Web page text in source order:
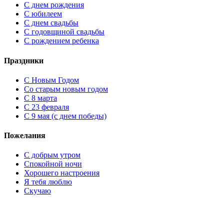
С днем рождения
С юбилеем
С днем свадьбы
С годовщиной свадьбы
С рождением ребенка
Праздники
C Новым Годом
Cо старым новым годом
С 8 марта
С 23 февраля
С 9 мая (с днем победы)
Пожелания
С добрым утром
Спокойной ночи
Хорошего настроения
Я тебя люблю
Скучаю